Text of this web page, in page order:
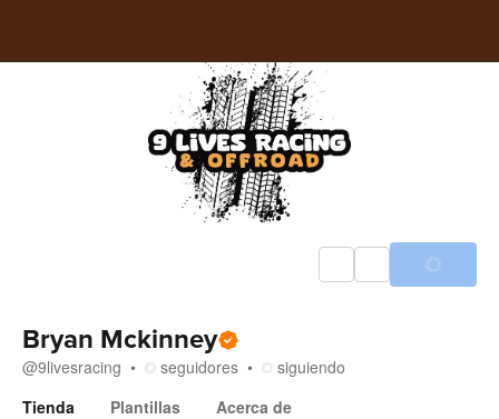
Bryan Mckinney
@9livesracing seguidores
siguiendo
Tienda
Plantillas Acerca de